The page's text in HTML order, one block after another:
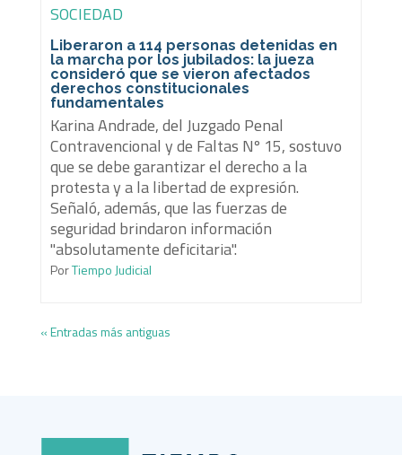
SOCIEDAD
Liberaron a 114 personas detenidas en
la marcha por los jubilados: la jueza
consideró que se vieron afectados
derechos constitucionales
fundamentales
Karina Andrade, del Juzgado Penal
Contravencional y de Faltas Nº 15, sostuvo
que se debe garantizar el derecho a la
protesta y a la libertad de expresión.
Señaló, además, que las fuerzas de
seguridad brindaron información
"absolutamente deficitaria".
PorTiempo Judicial
« Entradas más antiguas